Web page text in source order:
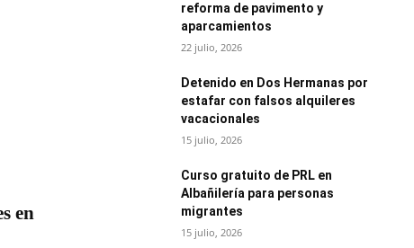
en
reforma de pavimento y
aparcamientos
22 julio, 2026
Detenido en Dos Hermanas por
estafar con falsos alquileres
vacacionales
15 julio, 2026
Curso gratuito de PRL en
Albañilería para personas
migrantes
15 julio, 2026